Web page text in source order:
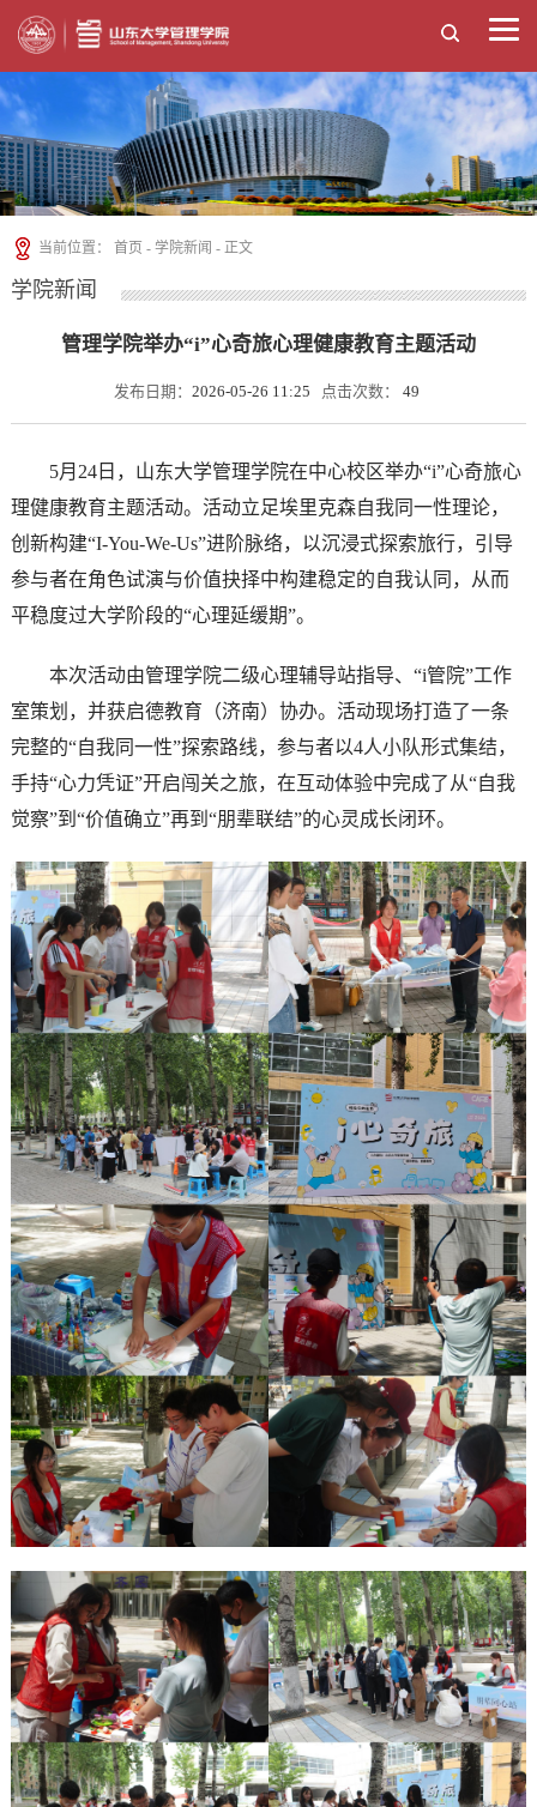
当前位置： 首页 -学院新闻 - 正文
学院新闻
管理学院举办“i”心奇旅心理健康教育主题活动
发布日期： 2026-05-26 11:25 点击次数： 49
5月24日，山东大学管理学院在中心校区举办“i”心奇旅心
理健康教育主题活动。活动立足埃里克森自我同一性理论，
创新构建“I-You-We-Us”进阶脉络，以沉浸式探索旅行，引导
参与者在角色试演与价值抉择中构建稳定的自我认同，从而
平稳度过大学阶段的“心理延缓期”。
本次活动由管理学院二级心理辅导站指导、“i管院”工作
室策划，并获启德教育（济南）协办。活动现场打造了一条
完整的“自我同一性”探索路线，参与者以4人小队形式集结，
手持“心力凭证”开启闯关之旅，在互动体验中完成了从“自我
觉察”到“价值确立”再到“朋辈联结”的心灵成长闭环。